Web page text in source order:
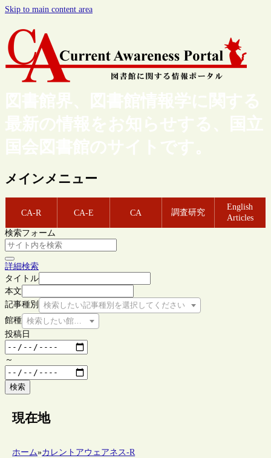
Skip to main content area
図書館界、図書館情報学に関する
最新の情報をお知らせする、国立
国会図書館のサイトです。
メインメニュー
CA-R CA-E CA 調査研究
English
Articles
検索フォーム
詳細検索
タイトル
本文
記事種別
検索したい記事種別を選択してください
館種 検索したい館種を選択してください
投稿日
～
検索
現在地
ホーム»カレントアウェアネス-R